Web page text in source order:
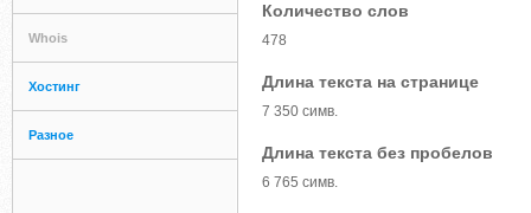
Whois
Хостинг
Разное
Количество слов
478
Длина текста на странице
7 350 симв.
Длина текста без пробелов
6 765 симв.